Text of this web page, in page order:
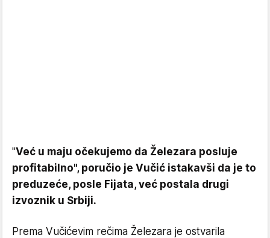
"Već u maju očekujemo da Železara posluje
profitabilno", poručio je Vučić istakavši da je to
preduzeće, posle Fijata, već postala drugi
izvoznik u Srbiji.
Prema Vučićevim rečima Železara je ostvarila